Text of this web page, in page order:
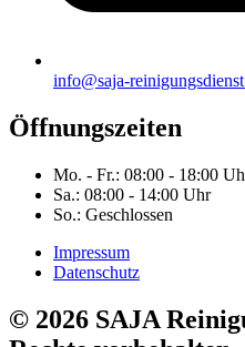
info@saja-
Öffnungszeiten
Mo. - Fr.: 08:00 - 18:00
Sa.: 08:00 - 14:00 Uhr
So.: Geschlossen
Impressum
Datenschutz
© 2026 SAJA